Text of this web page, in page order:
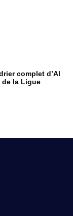
complet d’Al
de la Ligue